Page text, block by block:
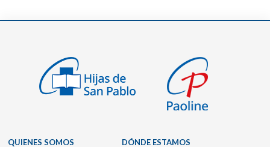
QUIENES SOMOS DÓNDE ESTAMOS